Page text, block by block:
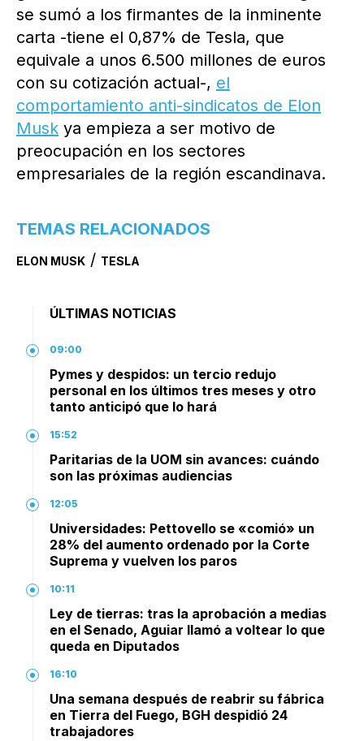
se sumó a los firmantes de la inminente
carta -tiene el 0,87% de Tesla, que
equivale a unos 6.500 millones de euros
con su cotización actual-, el
comportamiento anti-sindicatos de Elon
Musk ya empieza a ser motivo de
preocupación en los sectores
empresariales de la región escandinava.
TEMAS RELACIONADOS
ELON MUSK / TESLA
ÚLTIMAS NOTICIAS
09:00
Pymes y despidos: un tercio redujo
personal en los últimos tres meses y otro
tanto anticipó que lo hará
15:52
Paritarias de la UOM sin avances: cuándo
son las próximas audiencias
12:05
Universidades: Pettovello se «comió» un
28% del aumento ordenado por la Corte
Suprema y vuelven los paros
10:11
Ley de tierras: tras la aprobación a medias
en el Senado, Aguiar llamó a voltear lo que
queda en Diputados
16:10
Una semana después de reabrir su fábrica
en Tierra del Fuego, BGH despidió 24
trabajadores